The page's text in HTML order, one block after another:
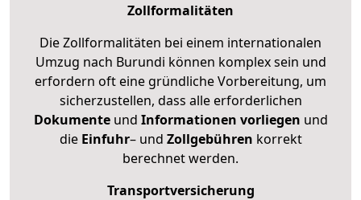
Zollformalitäten
Die Zollformalitäten bei einem internationalen
Umzug nach Burundi können komplex sein und
erfordern oft eine gründliche Vorbereitung, um
sicherzustellen, dass alle erforderlichen
Dokumenteund Informationen vorliegen und
die Einfuhr– und Zollgebühren korrekt
berechnet werden.
Transportversicherung